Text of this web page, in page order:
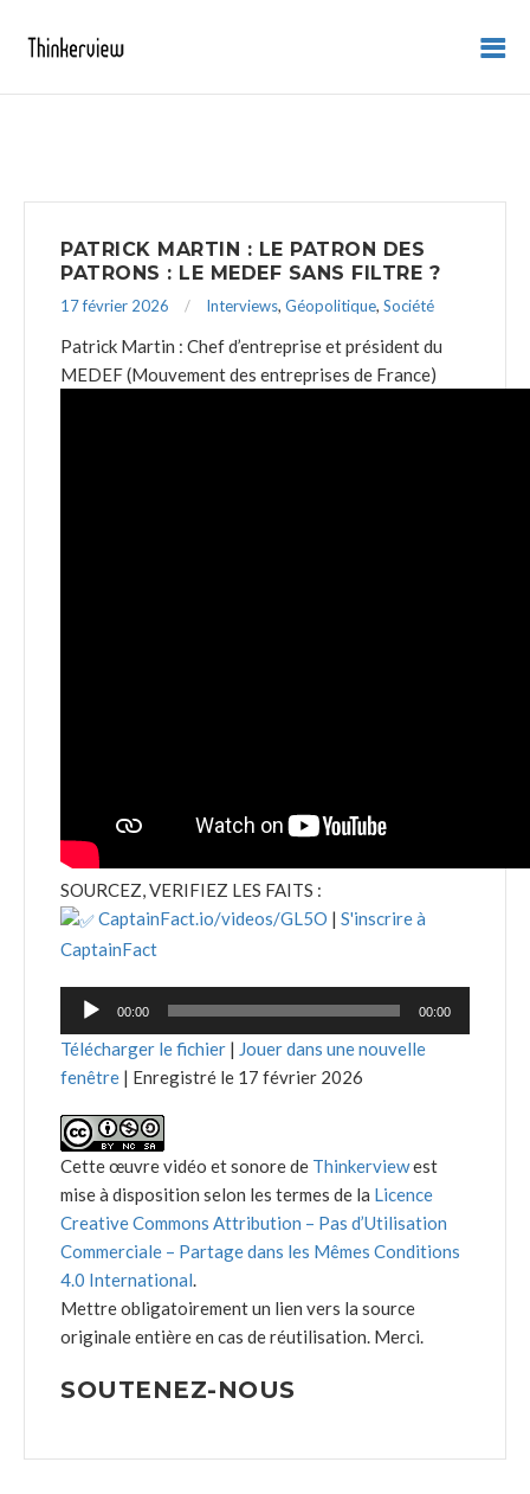
PATRICK MARTIN : LE PATRON DES
PATRONS : LE MEDEF SANS FILTRE ?
17 février 2026 Interviews, Géopolitique, Société
Patrick Martin : Chef d’entreprise et président du
MEDEF (Mouvement des entreprises de France)
SOURCEZ, VERIFIEZ LES FAITS :
CaptainFact.io/videos/GL5O | S'inscrire à
CaptainFact
Lecteur
00:00 00:00
Télécharger le fichier | Jouer dans une nouvelle
fenêtre | Enregistré le 17 février 2026
Cette œuvre vidéo et sonore de Thinkerviewest
mise à disposition selon les termes de la Licence
Creative Commons Attribution – Pas d’Utilisation
Commerciale – Partage dans les Mêmes Conditions
4.0 International.
Mettre obligatoirement un lien vers la source
originale entière en cas de réutilisation. Merci.
SOUTENEZ-NOUS